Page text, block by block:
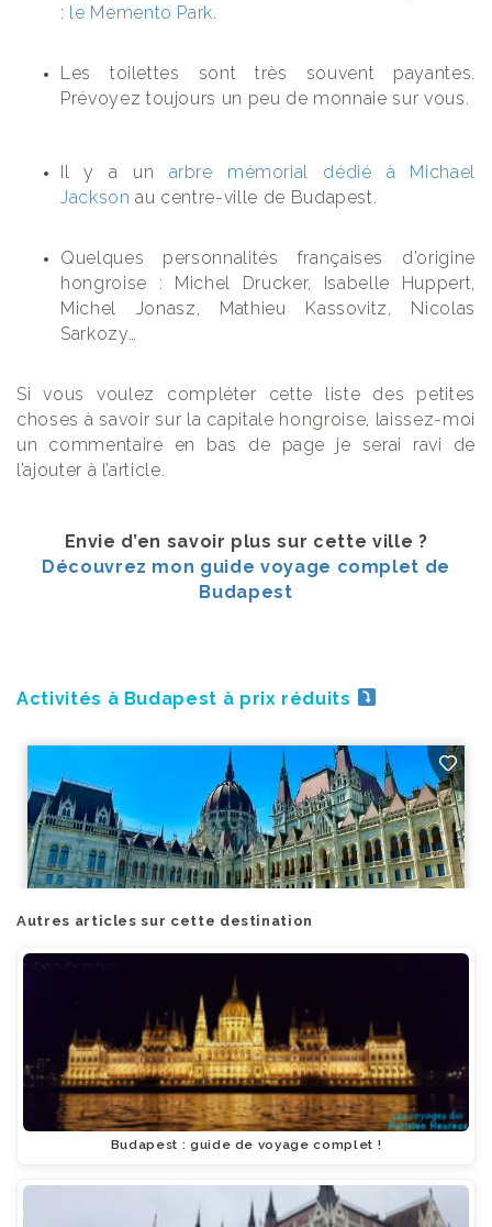
: le Memento Park
Les toilettes sont très souvent payantes.
Prévoyez toujours un peu de monnaie sur vous.
Il y a un arbre mémorial dédié à Michael
Jackson au centre-ville de Budapest.
Quelques personnalités françaises d’origine
hongroise : Michel Drucker, Isabelle Huppert,
Michel Jonasz, Mathieu Kassovitz, Nicolas
Sarkozy…
Si vous voulez compléter cette liste des petites
choses à savoir sur la capitale hongroise, laissez-moi
un commentaire en bas de page je serai ravi de
l’ajouter à l’article.
Envie d’en savoir plus sur cette ville ?
Découvrez mon guide voyage complet de
Budapest
Activités à Budapest à prix réduits
Autres articles sur cette destination
Budapest : guide de voyage complet !